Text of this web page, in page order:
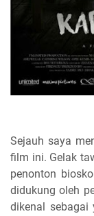
Sejauh saya
film ini. Gelak
penonton
didukung oleh
dikenal sebagai